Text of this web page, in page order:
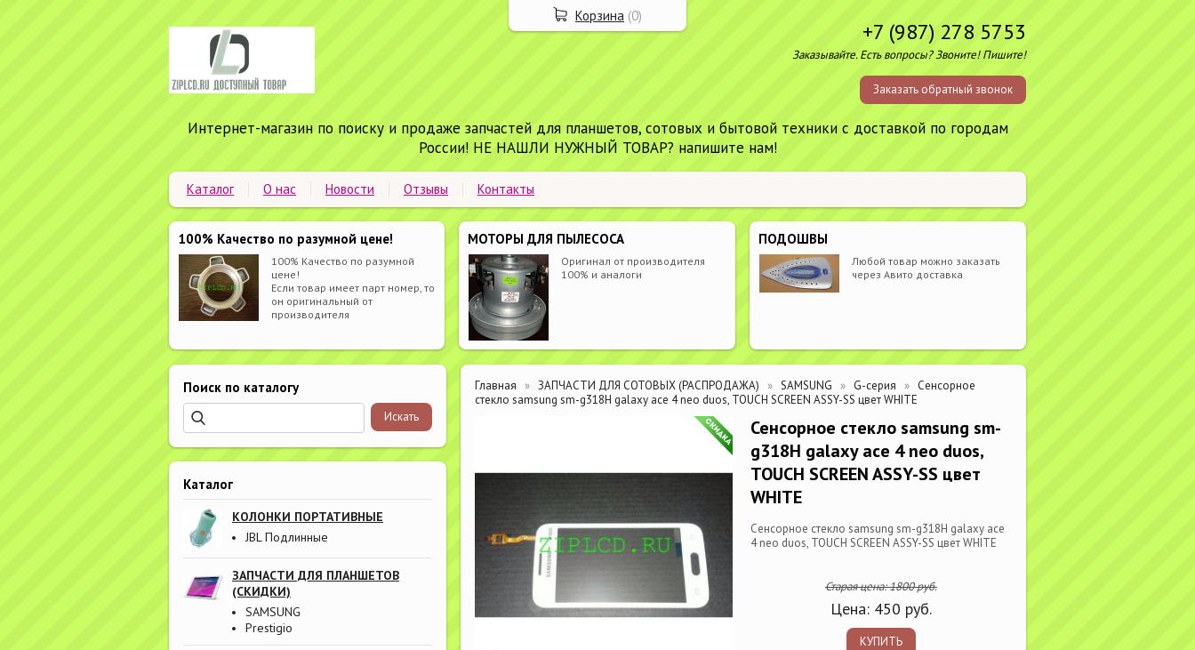
+7 (987) 278 5753
Заказывайте. Есть вопросы? Звоните! Пишите!
Заказать обратный звонок
Интернет-магазин по поиску и продаже запчастей для планшетов, сотовых и бытовой техники с доставкой по городам
России! НЕ НАШЛИ НУЖНЫЙ ТОВАР? напишите нам!
Каталог О нас Новости Отзывы Контакты
100% Качество по разумной цене!
100% Качество по разумной
цене!
Если товар имеет парт номер, то
он оригинальный от
производителя
МОТОРЫ ДЛЯ ПЫЛЕСОСА
Оригинал от производителя
100% и аналоги
ПОДОШВЫ
Любой товар можно заказать
через Авито доставка
Поиск по каталогу
Каталог
КОЛОНКИ ПОРТАТИВНЫЕ
JBL Подлинные
ЗАПЧАСТИ ДЛЯ ПЛАНШЕТОВ
(СКИДКИ)
SAMSUNG
Prestigio
Главная ЗАПЧАСТИ ДЛЯ СОТОВЫХ (РАСПРОДАЖА) SAMSUNG G-серия
Сенсорное
стекло samsung sm-g318H galaxy ace 4 neo duos, TOUCH SCREEN ASSY-SS цвет WHITE
Сенсорное стекло samsung sm-
g318H galaxy ace 4 neo duos,
TOUCH SCREEN ASSY-SS цвет
WHITE
Сенсорное стекло samsung sm-g318H galaxy ace
4 neo duos, TOUCH SCREEN ASSY-SS цвет WHITE
Старая цена:1800руб.
Цена: 450 руб.
КУПИТЬ
Корзина (0)